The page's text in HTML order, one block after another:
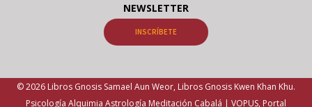
NEWSLETTER
INSCRÍBETE
© 2026 Libros Gnosis Samael Aun Weor, Libros Gnosis Kwen Khan Khu.
Psicología Alquimia Astrología Meditación Cabalá | VOPUS, Portal